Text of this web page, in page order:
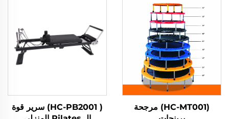
(HC-MT001) مرجحة
( HC-PB2001) سرير قوة